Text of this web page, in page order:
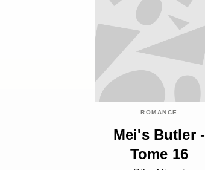
ROMANCE
Mei's Butler -
Tome 16